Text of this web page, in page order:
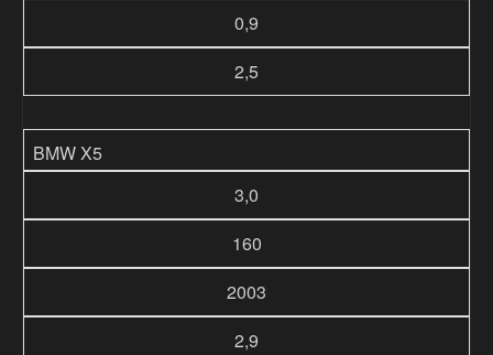
0,9
2,5
BMW X5
3,0
160
2003
2,9